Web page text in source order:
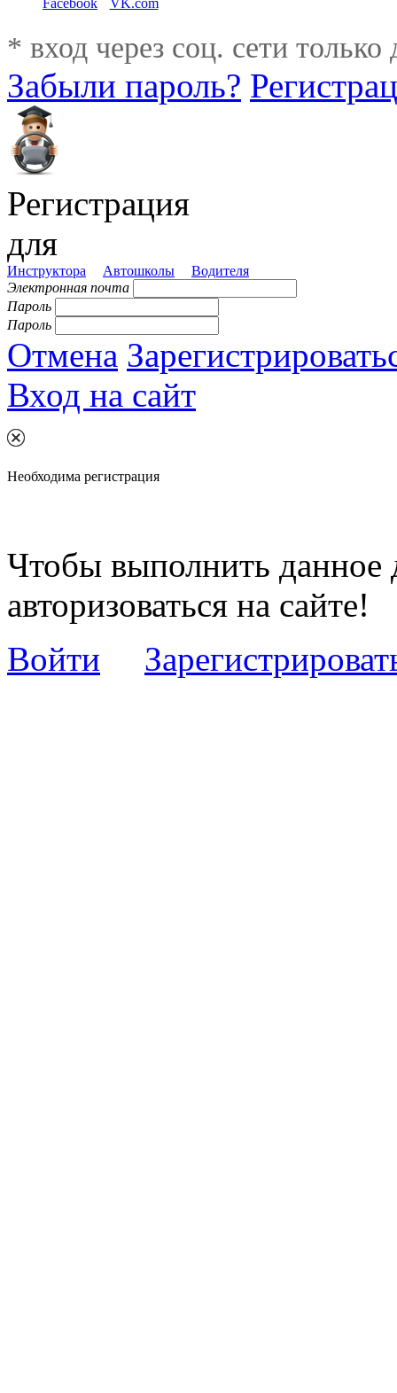
* вход через соц. сети
Забыли пароль?
Регистрация
для
Инструктора Автошколы
Водителя
Электронная почта
Пароль
Пароль
Отмена
Вход на сайт
Необходима регистрация
Чтобы выполнить данное
авторизоваться на сайте!
Войти